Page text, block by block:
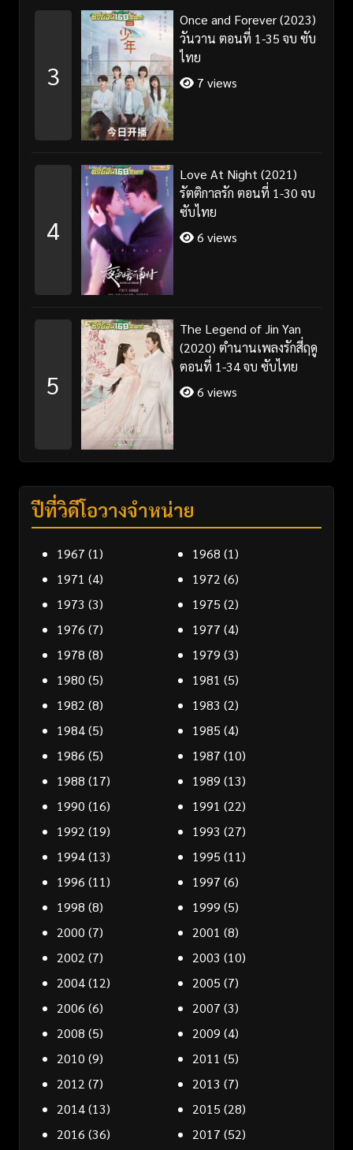
3
Once and Forever (2023)
วันวาน ตอนที่ 1-35 จบ ซับ
ไทย
7 views
4
Love At Night (2021)
รัตติกาลรัก ตอนที่ 1-30 จบ
ซับไทย
6 views
5
The Legend of Jin Yan
(2020) ตำนานเพลงรักสี่ฤดู
ตอนที่ 1-34 จบ ซับไทย
6 views
ปีที่วิดีโอวางจำหน่าย
1967 (1) 1968 (1)
1971 (4) 1972 (6)
1973 (3) 1975 (2)
1976 (7) 1977 (4)
1978 (8) 1979 (3)
1980 (5) 1981 (5)
1982 (8) 1983 (2)
1984(5) 1985 (4)
1986 (5) 1987 (10)
1988 (17) 1989 (13)
1990 (16) 1991 (22)
1992 (19) 1993 (27)
1994(13) 1995 (11)
1996 (11) 1997 (6)
1998 (8) 1999 (5)
2000 (7) 2001 (8)
2002 (7) 2003 (10)
2004(12) 2005 (7)
2006 (6) 2007 (3)
2008 (5) 2009 (4)
2010 (9) 2011 (5)
2012 (7) 2013 (7)
2014(13) 2015 (28)
2016 (36) 2017 (52)